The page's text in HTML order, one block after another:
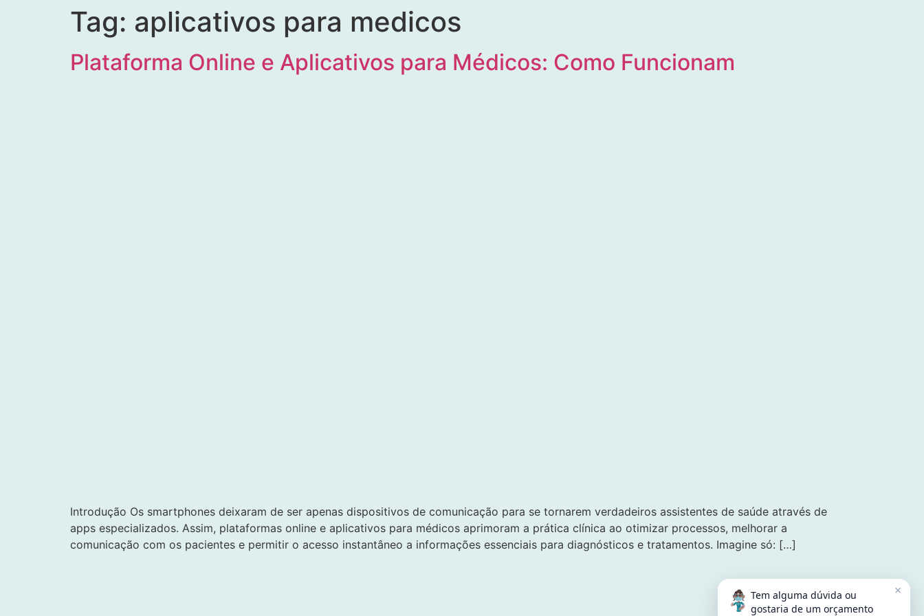
Tag: aplicativos para medicos
Plataforma Online e Aplicativos para Médicos: Como Funcionam
Introdução Os smartphones deixaram de ser apenas dispositivos de comunicação para se tornarem verdadeiros assistentes de saúde através de
apps especializados. Assim, plataformas online e aplicativos para médicos aprimoram a prática clínica ao otimizar processos, melhorar a
comunicação com os pacientes e permitir o acesso instantâneo a informações essenciais para diagnósticos e tratamentos. Imagine só: […]
Tem alguma dúvida ou
gostaria de um orçamento
×